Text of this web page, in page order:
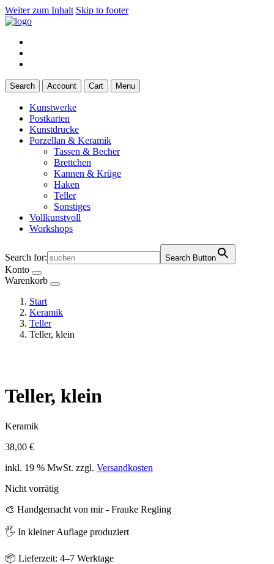
Weiter zum Inhalt Skip to footer
Search Account Cart Menu
Kunstwerke
Postkarten
Kunstdrucke
Porzellan & Keramik
Tassen & Becher
Brettchen
Kannen & Krüge
Haken
Teller
Sonstiges
Vollkunstvoll
Workshops
Search for: Search Button
Konto
Warenkorb
Start
Keramik
Teller
Teller, klein
Teller, klein
Keramik
38,00 €
inkl. 19 % MwSt. zzgl. Versandkosten
Nicht vorrätig
🎨 Handgemacht von mir - Frauke Regling
🖐️ In kleiner Auflage produziert
📦 Lieferzeit: 4–7 Werktage